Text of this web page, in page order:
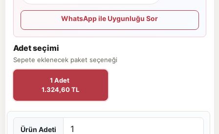
WhatsApp ile Uygunluğu Sor
Adet seçimi
Sepete eklenecek paket seçeneği
1 Adet
1.324,60 TL
Ürün Adeti